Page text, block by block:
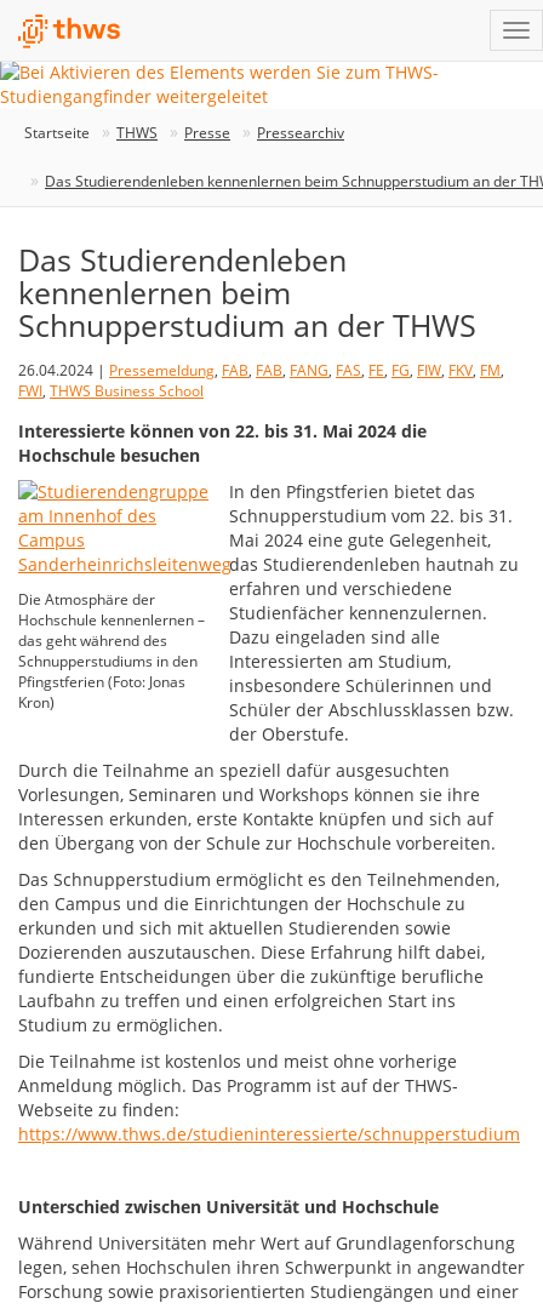
Startseite THWS Presse Pressearchiv
Das Studierendenleben kennenlernen beim Schnupperstudium an der
Das Studierendenleben
kennenlernen beim
Schnupperstudium an der THWS
26.04.2024 | Pressemeldung, FAB, FAB, FANG, FAS, FE, FG, FIW, FKV, FM,
FWI, THWS Business School
Interessierte können von 22. bis 31. Mai 2024 die
Hochschule besuchen
Die Atmosphäre der
Hochschule kennenlernen –
das geht während des
Schnupperstudiums in den
Pfingstferien (Foto: Jonas
Kron)
In den Pfingstferien bietet das
Schnupperstudium vom 22. bis 31.
Mai 2024 eine gute Gelegenheit,
das Studierendenleben hautnah zu
erfahren und verschiedene
Studienfächer kennenzulernen.
Dazu eingeladen sind alle
Interessierten am Studium,
insbesondere Schülerinnen und
Schüler der Abschlussklassen bzw.
der Oberstufe.
Durch die Teilnahme an speziell dafür ausgesuchten
Vorlesungen, Seminaren und Workshops können sie ihre
Interessen erkunden, erste Kontakte knüpfen und sich auf
den Übergang von der Schule zur Hochschule vorbereiten.
Das Schnupperstudium ermöglicht es den Teilnehmenden,
den Campus und die Einrichtungen der Hochschule zu
erkunden und sich mit aktuellen Studierenden sowie
Dozierenden auszutauschen. Diese Erfahrung hilft dabei,
fundierte Entscheidungen über die zukünftige berufliche
Laufbahn zu treffen und einen erfolgreichen Start ins
Studium zu ermöglichen.
Die Teilnahme ist kostenlos und meist ohne vorherige
Anmeldung möglich. Das Programm ist auf der THWS-
Webseite zu finden:
https://www.thws.de/studieninteressierte/schnupperstudium
Unterschied zwischen Universität und Hochschule
Während Universitäten mehr Wert auf Grundlagenforschung
legen, sehen Hochschulen ihren Schwerpunkt in angewandter
Forschung sowie praxisorientierten Studiengängen und einer